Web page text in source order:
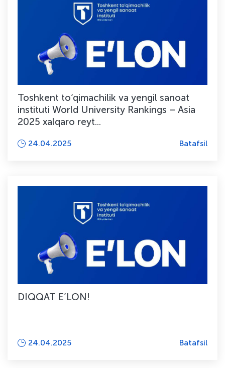
Toshkent to‘qimachilik va yengil sanoat
instituti World University Rankings – Asia
2025 xalqaro reyt...
24.04.2025 Batafsil
DIQQAT E’LON!
24.04.2025 Batafsil